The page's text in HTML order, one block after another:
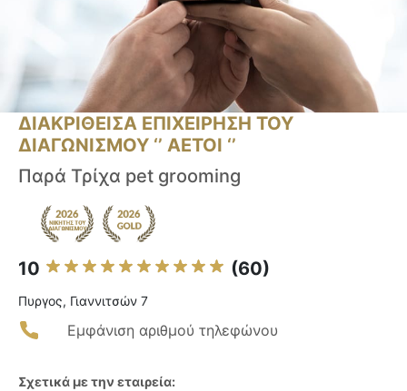
ΔΙΑΚΡΙΘΕΙΣΑ ΕΠΙΧΕΙΡΗΣΗ ΤΟΥ
ΔΙΑΓΩΝΙΣΜΟΥ ‘’ ΑΕΤΟΙ ‘’
Παρά Τρίχα pet grooming
10 (60)
Πυργος, Γιαννιτσών 7
Εμφάνιση αριθμού τηλεφώνου
Σχετικά με την εταιρεία: